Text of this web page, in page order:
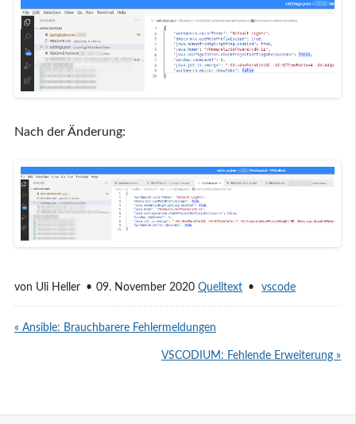
Nach der Änderung:
von Uli Heller 09. November 2020 Quelltext vscode
« Ansible: Brauchbarere Fehlermeldungen
VSCODIUM: Fehlende Erweiterung »